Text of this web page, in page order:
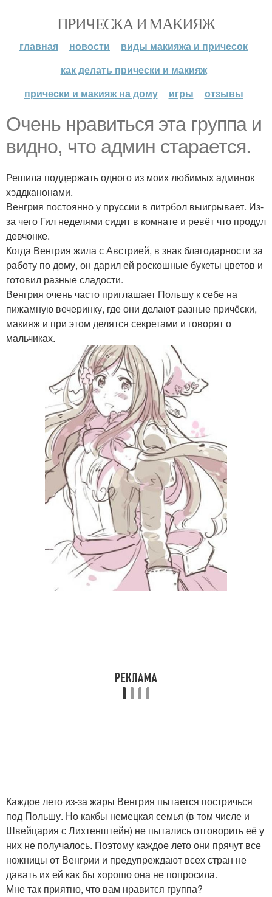
ПРИЧЕСКА И МАКИЯЖ
главная новости
виды макияжа и причесок
как делать прически и макияж
прически и макияж на дому
игры отзывы
Очень нравиться эта группа и
видно, что админ старается.
Решила поддержать одного из моих любимых админок
хэддканонами.
Венгрия постоянно у пруссии в литрбол выигрывает. Из-
за чего Гил неделями сидит в комнате и ревёт что продул
девчонке.
Когда Венгрия жила с Австрией, в знак благодарности за
работу по дому, он дарил ей роскошные букеты цветов и
готовил разные сладости.
Венгрия очень часто приглашает Польшу к себе на
пижамную вечеринку, где они делают разные причёски,
макияж и при этом делятся секретами и говорят о
мальчиках.
Каждое лето из-за жары Венгрия пытается постричься
под Польшу. Но какбы немецкая семья (в том числе и
Швейцария с Лихтенштейн) не пытались отговорить её у
них не получалось. Поэтому каждое лето они прячут все
ножницы от Венгрии и предупреждают всех стран не
давать их ей как бы хорошо она не попросила.
Мне так приятно, что вам нравится группа?